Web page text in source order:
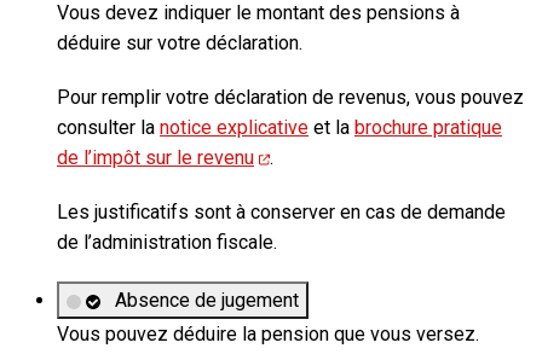
Vous devez indiquer le montant des pensions à
déduire sur votre déclaration.
Pour remplir votre déclaration de revenus, vous pouvez
consulter la notice explicative et la brochure pratique
de l’impôt sur le revenu
.
Les justificatifs sont à conserver en cas de demande
de l’administration fiscale.
Absence de jugement
Vous pouvez déduire la pension que vous versez.